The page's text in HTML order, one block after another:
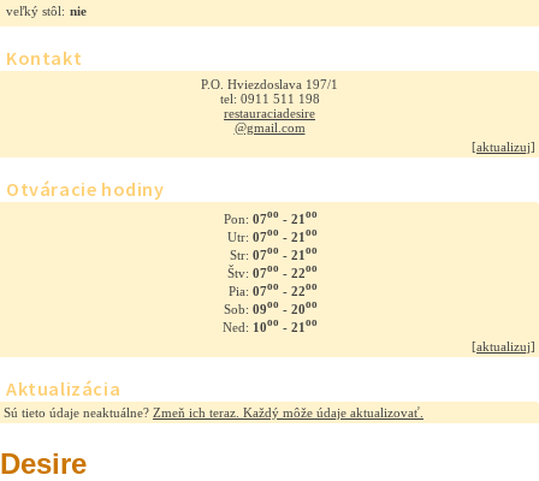
veľký stôl: nie
Kontakt
P.O. Hviezdoslava 197/1
tel: 0911 511 198
restauraciadesire
@gmail.com
[aktualizuj]
Otváracie hodiny
Pon: 07oo- 21 oo
Utr: 07oo- 21 oo
Str: 07oo- 21 oo
Štv: 07oo- 22oo
Pia: 07oo- 22oo
Sob: 09oo- 20oo
Ned: 10oo- 21 oo
[aktualizuj]
Aktualizácia
Sú tieto údaje neaktuálne? Zmeň ich teraz. Každý môže údaje aktualizovať.
Desire